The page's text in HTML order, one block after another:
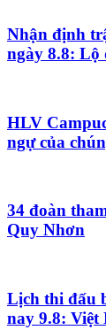
Nhận định
ngày 8.8: Lộ
HLV
ngự của
34 đoàn
Quy Nhơn
Lịch thi đấu
nay 9.8: Việt